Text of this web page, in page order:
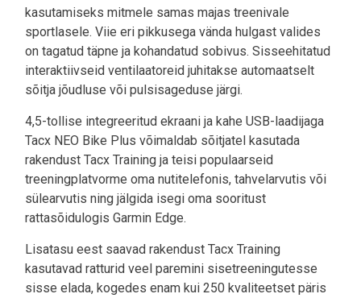
kasutamiseks mitmele samas majas treenivale
sportlasele. Viie eri pikkusega vända hulgast valides
on tagatud täpne ja kohandatud sobivus. Sisseehitatud
interaktiivseid ventilaatoreid juhitakse automaatselt
sõitja jõudluse või pulsisageduse järgi.
4,5-tollise integreeritud ekraani ja kahe USB-laadijaga
Tacx NEO Bike Plus võimaldab sõitjatel kasutada
rakendust Tacx Training ja teisi populaarseid
treeningplatvorme oma nutitelefonis, tahvelarvutis või
sülearvutis ning jälgida isegi oma sooritust
rattasõidulogis Garmin Edge.
Lisatasu eest saavad rakendust Tacx Training
kasutavad ratturid veel paremini sisetreeningutesse
sisse elada, kogedes enam kui 250 kvaliteetset päris